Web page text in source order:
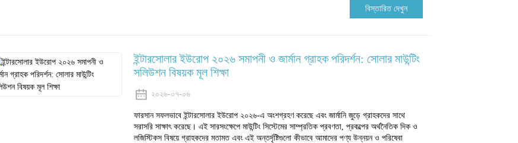
বিস্তারিত দেখুন
ইন্টারসোলার ইউরোপ ২০২৬ সমাপনী ও জার্মান গ্রাহক পরিদর্শন: সোলার মাউন্টিং
সলিউশন বিষয়ক মূল শিক্ষা
২০২৬-০৭-০৬
ফারসান সফলভাবে ইন্টারসোলার ইউরোপ ২০২৬-এ অংশগ্রহণ করেছে এবং জার্মানি জুড়ে গ্রাহকদের সাথে
সরাসরি সাক্ষাৎ করেছে। এই সারসংক্ষেপে মাউন্টিং সিস্টেমের সাম্প্রতিক প্রবণতা, প্রকল্পের অর্থনৈতিক দিক ও
লজিস্টিকস বিষয়ে গ্রাহকদের মতামত এবং এই অন্তর্দৃষ্টিগুলো কীভাবে আমাদের পণ্য উন্নয়ন ও পরিষেবা